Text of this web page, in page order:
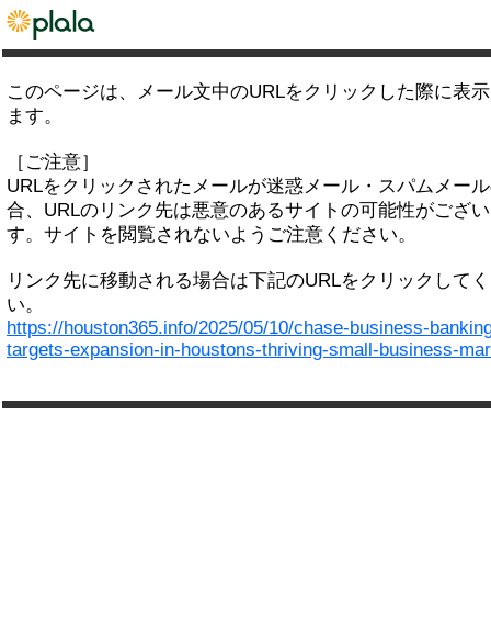
このページは、メール文中のURLをクリックした際に表
ます。
［ご注意］
URLをクリックされたメールが迷惑メール・スパムメー
合、URLのリンク先は悪意のあるサイトの可能性がござ
す。サイトを閲覧されないようご注意ください。
リンク先に移動される場合は下記のURLをクリックして
い。
https://houston365.info/2025/05/10/chase-business-
targets-expansion-in-houstons-thriving-small-business-